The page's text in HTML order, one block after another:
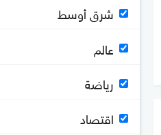
شرق أوسط
عالم
رياضة
اقتصاد